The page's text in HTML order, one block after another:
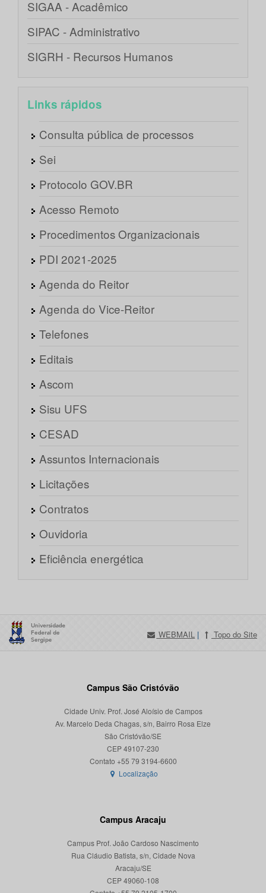
SIGAA - Acadêmico
SIPAC - Administrativo
SIGRH - Recursos Humanos
Links rápidos
Consulta pública de processos
Sei
Protocolo GOV.BR
Acesso Remoto
Procedimentos Organizacionais
PDI 2021-2025
Agenda do Reitor
Agenda do Vice-Reitor
Telefones
Editais
Ascom
Sisu UFS
CESAD
Assuntos Internacionais
Licitações
Contratos
Ouvidoria
Eficiência energética
WEBMAIL | Topo do Site
Campus São Cristóvão
Cidade Univ. Prof. José Aloísio de Campos
Av. Marcelo Deda Chagas, s/n, Bairro Rosa Elze
São Cristóvão/SE
CEP 49107-230
Localização
Campus Aracaju
Campus Prof. João Cardoso Nascimento
Rua Cláudio Batista, s/n, Cidade Nova
Aracaju/SE
CEP 49060-108